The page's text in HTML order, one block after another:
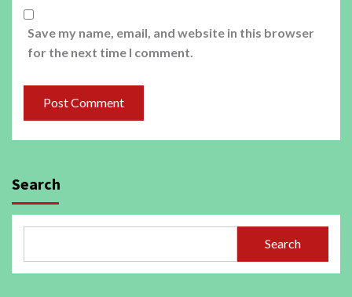
Save my name, email, and website in this browser
for the next time I comment.
Search
Search